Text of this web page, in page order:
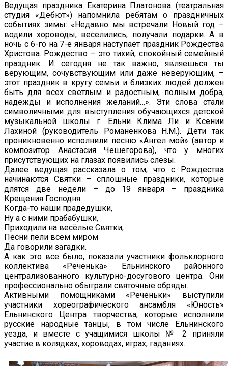
Ведущая праздника Екатерина Платонова (театральная
студия «Дебют») напомнила ребятам о праздничных
событиях зимы: «Недавно мы встречали Новый год –
водили хороводы, веселились, получали подарки. А в
ночь с 6-го на 7-е января наступает праздник Рождества
Христова. Рождество – это тихий, спокойный семейный
праздник. И сегодня не так важно, являешься ты
верующим, сочувствующим или даже неверующим, –
этот праздник в кругу семьи и близких людей должен
быть для всех светлым и радостным, полным добра,
надежды и исполнения желаний…». Эти слова стали
символичными для выступления обучающихся детской
музыкальной школы г. Ельни Клима Ли и Ксении
Лахиной (руководитель Романенкова Н.М.). Дети так
проникновенно исполнили песню «Ангел мой» (автор и
композитор Анастасия Чешегорова), что у многих
присутствующих на глазах появились слезы.
Далее ведущая рассказала о том, что с Рождества
начинаются Святки – сплошные праздники, которые
длятся две недели – до 19 января – праздника
Крещения Господня.
Когда-то наши прадедушки,
Ну а с ними прабабушки,
Приходили на весёлые Святки,
Песни пели всем миром
Да говорили загадки.
А как это все было, показали участники фольклорного
коллектива «Реченька» Ельнинского районного
централизованного культурно-досугового центра. Они
профессионально обыграли святочные обряды.
Активными помощниками «Реченьки» выступили
участники хореографического ансамбля «Юность»
Ельнинского Центра творчества, которые исполнили
русские народные танцы, в том числе Ельнинского
уезда, и вместе с учащимися школы № 2 приняли
участие в колядках, хороводах, играх, гаданиях.